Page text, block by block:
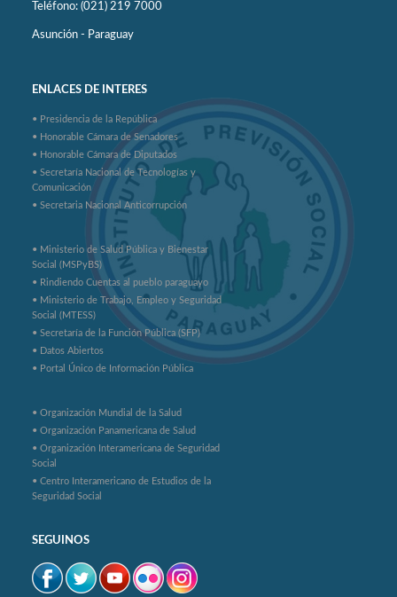
Teléfono: (021) 219 7000
Asunción - Paraguay
ENLACES DE INTERES
• Presidencia de la República
• Honorable Cámara de Senadores
• Honorable Cámara de Diputados
• Secretaría Nacional de Tecnologías y
Comunicación
• Secretaria Nacional Anticorrupción
• Ministerio de Salud Pública y Bienestar
Social (MSPyBS)
• Rindiendo Cuentas al pueblo paraguayo
• Ministerio de Trabajo, Empleo y Seguridad
Social (MTESS)
• Secretaría de la Función Pública (SFP)
• Datos Abiertos
• Portal Único de Información Pública
• Organización Mundial de la Salud
• Organización Panamericana de Salud
• Organización Interamericana de Seguridad
Social
• Centro Interamericano de Estudios de la
Seguridad Social
SEGUINOS